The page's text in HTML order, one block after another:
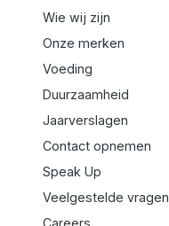
Wie wij zijn
Onze merken
Voeding
Duurzaamheid
Jaarverslagen
Contact opnemen
Speak Up
Veelgestelde vragen